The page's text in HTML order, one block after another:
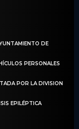
DE
PERSONALES
POR LA DIVISION
EPILÉPTICA